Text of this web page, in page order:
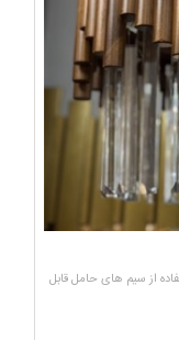
از سیم های حامل قابل